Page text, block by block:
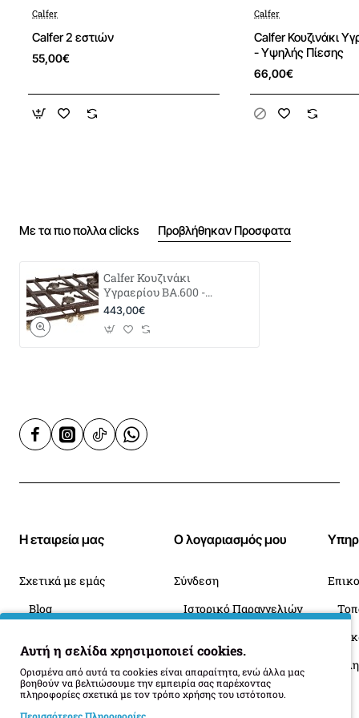
Calfer
Calfer 2 εστιών
55,00€
Calfer
Calfer Κουζινάκι
- Υψηλής Πίεσης
66,00€
Με τα πιο πολλα clicks Προβλήθηκαν Προσφατα
Calfer Κουζινάκι
Υγραερίου ΒΑ.600 -
Υψηλής Πίεσης
443,00€
Η εταιρεία μας
Σχετικά με εμάς
Blog
Όροι Επιστροφής
Ο λογαριασμός μου
Σύνδεση
Ιστορικό Παραγγελιών
Αυτή η σελίδα χρησιμοποιεί cookies.
Ορισμένα από αυτά τα cookies είναι απαραίτητα, ενώ άλλα μας
βοηθούν να βελτιώσουμε την εμπειρία σας παρέχοντας
πληροφορίες σχετικά με τον τρόπο χρήσης του ιστότοπου.